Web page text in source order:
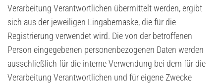
Verarbeitung Verantwortlichen übermittelt werden, ergibt
sich aus der jeweiligen Eingabemaske, die für die
Registrierung verwendet wird. Die von der betroffenen
Person eingegebenen personenbezogenen Daten werden
ausschließlich für die interne Verwendung bei dem für die
Verarbeitung Verantwortlichen und für eigene Zwecke